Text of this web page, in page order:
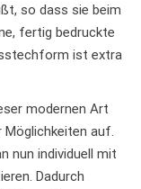
so dass sie beim
fertig bedruckte
ist extra
modernen Art
auf.
nun individuell mit
Dadurch